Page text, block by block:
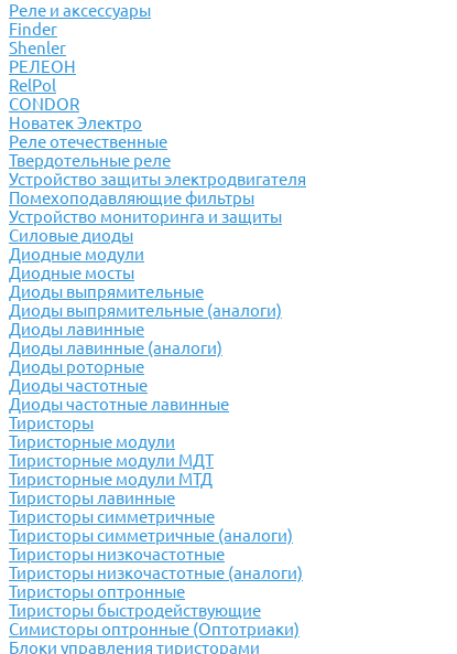
Реле и аксессуары
Finder
Shenler
РЕЛЕОН
RelPol
CONDOR
Новатек Электро
Реле отечественные
Твердотельные реле
Устройство защиты электродвигателя
Помехоподавляющие фильтры
Устройство мониторинга и защиты
Силовые диоды
Диодные модули
Диодные мосты
Диоды выпрямительные
Диоды выпрямительные (аналоги)
Диоды лавинные
Диоды лавинные (аналоги)
Диоды роторные
Диоды частотные
Диоды частотные лавинные
Тиристоры
Тиристорные модули
Тиристорные модули МДТ
Тиристорные модули МТД
Тиристоры лавинные
Тиристоры симметричные
Тиристоры симметричные (аналоги)
Тиристоры низкочастотные
Тиристоры низкочастотные (аналоги)
Тиристоры оптронные
Тиристоры быстродействующие
Симисторы оптронные (Оптотриаки)
Блоки управления тиристорами